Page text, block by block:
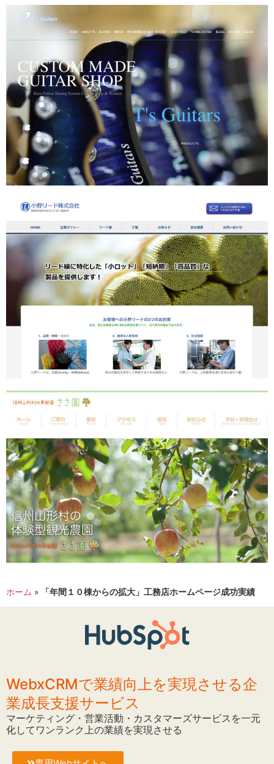
ホーム » 「年間１０棟からの拡大」工務店ホームページ成功実績
WebxCRMで業績向上を実現させる企
業成長支援サービス
マーケティング・営業活動・カスタマーズサービスを一元
化してワンランク上の業績を実現させる